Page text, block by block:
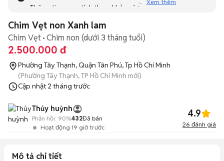
Thông tin mang tính tham khảo và bạn không thể liên hệ
tương tự khác dưới đây nhé!
Xem thêm
Chim Vẹt non Xanh lam
Chim Vẹt Chim non (dưới 3 tháng tuổi)
2.500.000 đ
Phường Tây Thạnh, Quận Tân Phú, Tp Hồ Chí Minh
(Phường Tây Thạnh, TP Hồ Chí Minh mới)
Cập nhật 2 tháng trước
Thủy huỳnh
Hoạt động 19 giờ trước
Phản hồi: 90%432Đã bán 4.9
26 đánh giá
Mô tả chi tiết